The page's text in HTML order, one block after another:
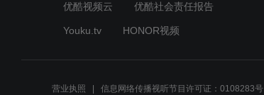
优酷视频云 优酷社会责任报告
Youku.tv HONOR视频
营业执照 信息网络传播视听节目许可证：0108283号